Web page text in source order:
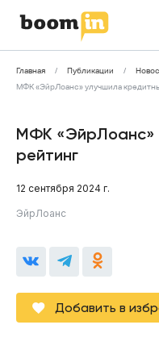
Главная Публикации
МФК «ЭйрЛоанс» улучшила
МФК «ЭйрЛоанс»
рейтинг
12 сентября 2024 г.
ЭйрЛоанс
Добавить в